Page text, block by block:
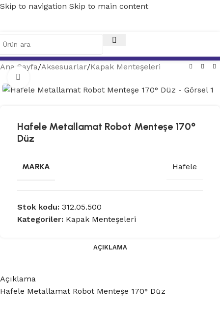
Skip to navigation Skip to main content
Ana Sayfa/Aksesuarlar/Kapak Menteşeleri
Hafele Metallamat Robot Menteşe 170°
Düz
MARKA Hafele
Stok kodu: 312.05.500
Kategoriler: Kapak Menteşeleri
AÇIKLAMA
Açıklama
Hafele Metallamat Robot Menteşe 170° Düz